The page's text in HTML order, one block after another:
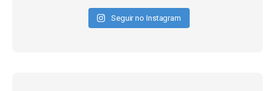
Seguir no Instagram